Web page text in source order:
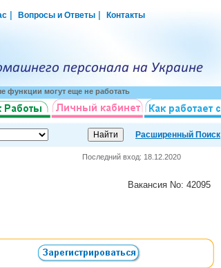
Вопросы и Ответы Контакты
функции могут еще не работать
Расширенный Поиск
Последний вход: 18.12.2020
Вакансия No: 42095